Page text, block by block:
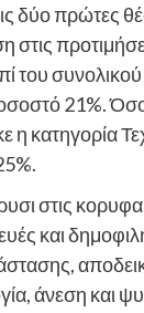
δύο πρώτες
στις
του
21%.
στις
και
άνεση